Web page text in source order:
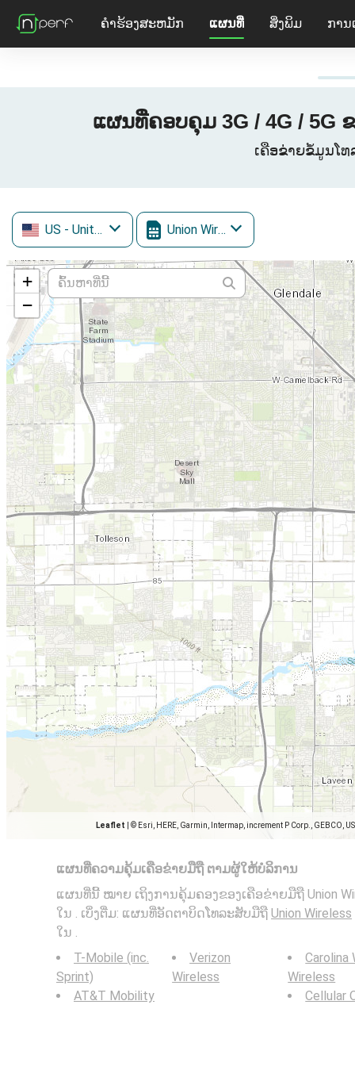
ຄໍາຮ້ອງສະຫມັກ ແຜນທີ່ ສິ່ງພິມ ການ
ແຜນທີ່ຄອບຄຸມ 3G / 4G / 5G
ເຄືອຂ່າຍຂໍ້ມູນໂທ
US - United States Union Wireless
+
−
Leaflet © Esri, HERE, Garmin, Intermap, increment P Corp., GEBCO,
ແຜນທີ່ຄວາມຄຸ້ມເຄືອຂ່າຍມືຖື ຕາມຜູ້ໃຫ້ບໍລິການ
ແຜນທີ່ນີ້ ໝາຍ ເຖິງການຄຸ້ມຄອງຂອງເຄືອຂ່າຍມືຖື Union
ໃນ . ເບິ່ງຕື່ມ: ແຜນທີ່ອັດຕາບິດໂທລະສັບມືຖື Union Wireless
ໃນ .
T-Mobile (inc.
Sprint)
AT&T Mobility
Verizon
Wireless
Carolina
Wireless
Cellular